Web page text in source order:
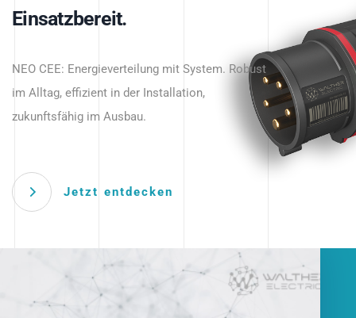
Intelligente Stromverteilung
beginnt hier.
Einsatzbereit.
NEO CEE: Energieverteilung mit System. Robust
im Alltag, effizient in der Installation,
zukunftsfähig im Ausbau.
Jetzt entdecken
Anwendungen – robust, IP-geschützt und
zukunftsfähig.